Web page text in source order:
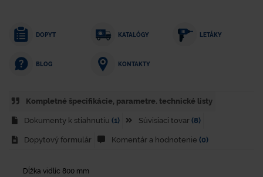
DOPYT KATALÓGY LETÁKY
BLOG KONTAKTY
Kompletné špecifikácie, parametre. technické listy
Dokumenty k stiahnutiu (1) Súvisiaci tovar (8)
Dopytový formulár Komentár a hodnotenie (0)
Dĺžka vidlíc 800 mm